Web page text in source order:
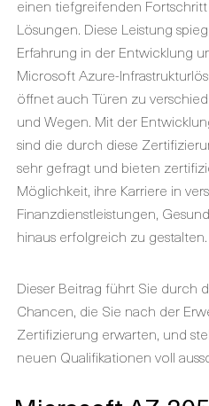
einen tiefgreifenden
Lösungen. Diese Leistung
Erfahrung in der Entwicklung
Microsoft Azure-
öffnet auch Türen zu
und Wegen. Mit der
sind die durch diese
sehr gefragt und bieten
Möglichkeit, ihre Karriere in
Finanzdienstleistungen,
hinaus erfolgreich zu gestalten.
Dieser Beitrag führt Sie durch
Chancen, die Sie nach der
Zertifizierung erwarten, und
neuen Qualifikationen voll